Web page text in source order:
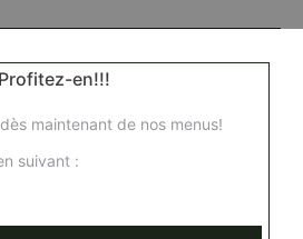
familiale
Profitez-en!!!
maintenant de nos menus!
suivant :